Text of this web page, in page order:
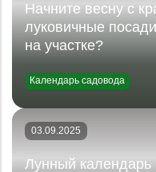
Начните весну с
луковичные
на участке?
Календарь садовода
03.09.2025
Лунный календарь